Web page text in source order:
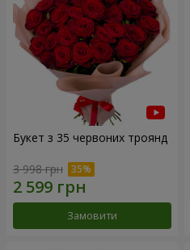
Букет з 35 червоних троянд
3 998 грн
Замовити